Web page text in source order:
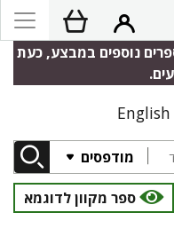
נוספים במבצע, כעת
English
מודפסים
ספר מקוון לדוגמא